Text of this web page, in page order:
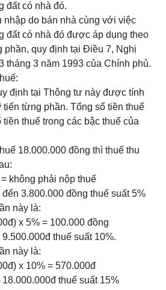
đất có nhà đó.
nhập do bán nhà cùng với việc
đất có nhà đó được áp dụng theo
phần, quy định tại Điều 7, Nghị
tháng 3 năm 1993 của Chính phủ.
định tại Thông tư này được tính
từng phần. Tổng sổ tiền thuế
thuế trong các bậc thuế của
18.000.000 đồng thì thuế thu
không phải nộp thuế
3.800.000 đồng thuế suất 5%
này là:
x 5% = 100.000 đồng
thuế suất 10%.
này là:
x 10% = 570.000đ
thuế suất 15%